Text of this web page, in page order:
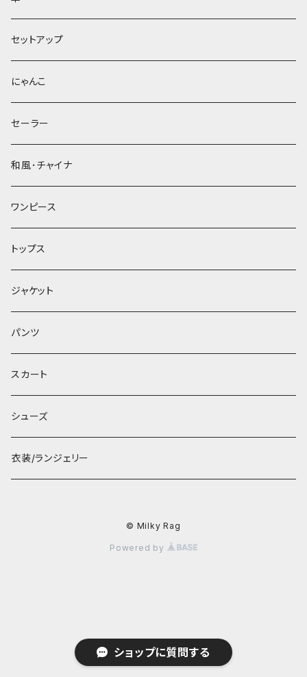
ショップに質問する
セットアップ
にゃんこ
セーラー
和風･チャイナ
ワンピース
トップス
ジャケット
パンツ
スカート
シューズ
衣装/ランジェリー
© Milky Rag
Powered by